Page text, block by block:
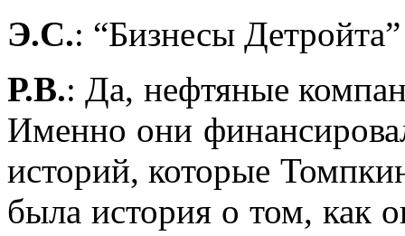
Э.С.: “Бизнесы
Р.В.: Да, нефтяные
Именно они
историй, которые
была история о том, как